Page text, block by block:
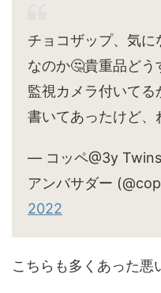
チョコザップ、気
なのか🤔貴重品どう
監視カメラ付いてる
書いてあったけど、
— コッペ@3y
アンバサダー
2022
こちらも多くあった悪